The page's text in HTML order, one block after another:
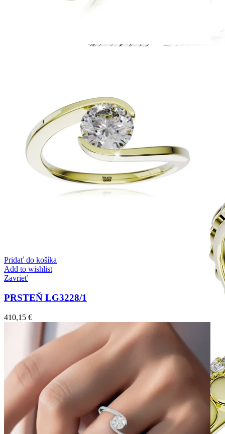
Harmony
Harmónia klasiky a moderného dizajnu.
Pridať do košíka
Add to wishlist
Zavrieť
PRSTEŇ LG3228/1
410,15 €